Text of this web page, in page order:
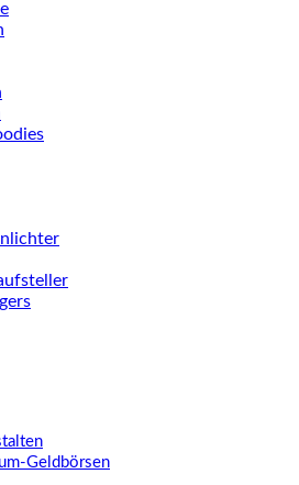
Geldbörsen